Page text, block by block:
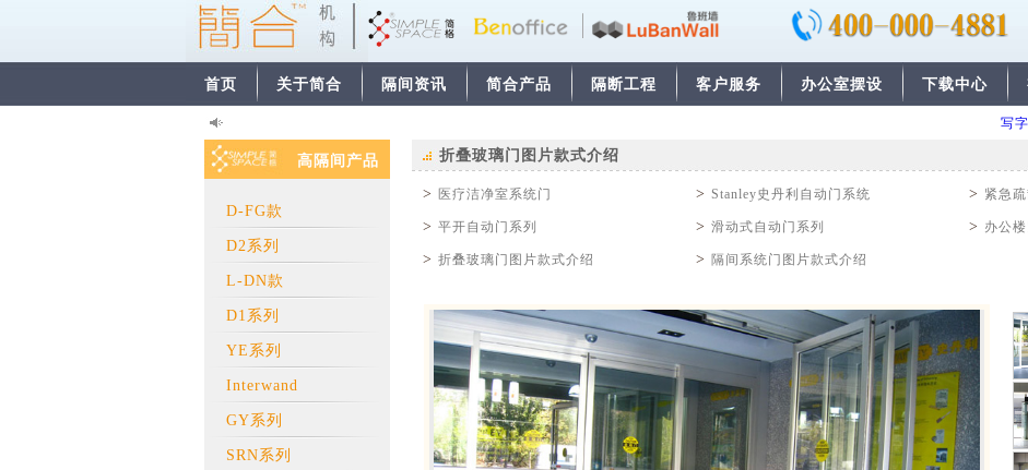
首页 关于简合 隔间资讯 简合产品 隔断工程 客户服务 办公室摆设 下载中心
写字
高隔间产品
D-FG款
D2系列
L-DN款
D1系列
YE系列
Interwand
GY系列
SRN系列
折叠玻璃门图片款式介绍
> 医疗洁净室系统门 > Stanley史丹利自动门系统 > 紧急
> 平开自动门系列 > 滑动式自动门系列 > 办公
> 折叠玻璃门图片款式介绍 > 隔间系统门图片款式介绍